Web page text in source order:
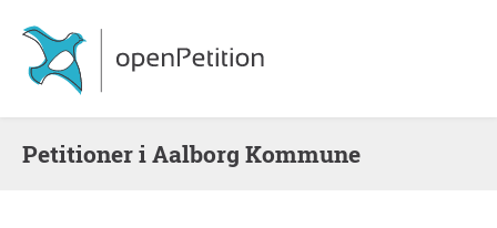
Petitioner i Aalborg Kommune